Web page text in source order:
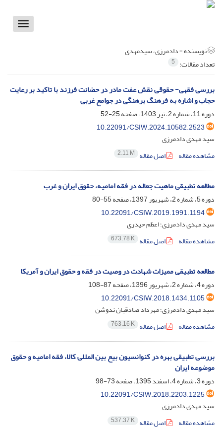
Toggle
نویسنده =دادمرزی، سیدمهدی
تعداد مقالات: 5
بررسی فقهی- حقوقی نقش عفت مادر در حضانت فرزند با تاکید بر رعایت
حجاب و اشاره به فرهنگ برهنگی در جوامع غربی
دوره 11، شماره 2، تیر 1403، صفحه
25-52
10.22091/CSIW.2024.10582.2523
سید مهدی دادمرزی
مشاهده مقاله
اصل مقاله 2.11 M
مطالعه تطبیقی ماهیت جعاله در فقه امامیه، حقوق ایران و غرب
دوره 5، شماره 2، شهریور 1397، صفحه
55-80
10.22091/CSIW.2019.1991.1194
سید مهدی دادمرزی؛ اعظم حیدری
مشاهده مقاله
اصل مقاله 673.78 K
مطالعه تطبیقی ممیزات شهادت در وصیت در فقه و حقوق ایران و آمریکا
دوره 4، شماره 2، شهریور 1396، صفحه
87-108
10.22091/CSIW.2018.1434.1105
سید مهدی دادمرزی؛ مهرداد صادقیان ندوشن
مشاهده مقاله
اصل مقاله 763.16 K
بررسی تطبیقی بهره در کنوانسیون بیع بین المللی کالا، فقه امامیه و حقوق
موضوعه ایران
دوره 3، شماره 4، اسفند 1395، صفحه
73-98
10.22091/CSIW.2018.2203.1225
سید مهدی دادمرزی
مشاهده مقاله
اصل مقاله 537.37 K